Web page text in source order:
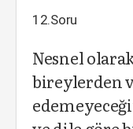
12.Soru
Nesnel
bireylerden